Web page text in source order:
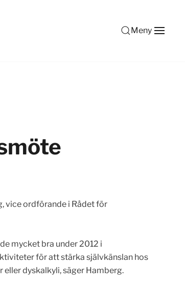
Meny
vice ordförande i Rådet för
mycket bra under 2012 i
för att stärka självkänslan hos
eller dyskalkyli, säger Hamberg.